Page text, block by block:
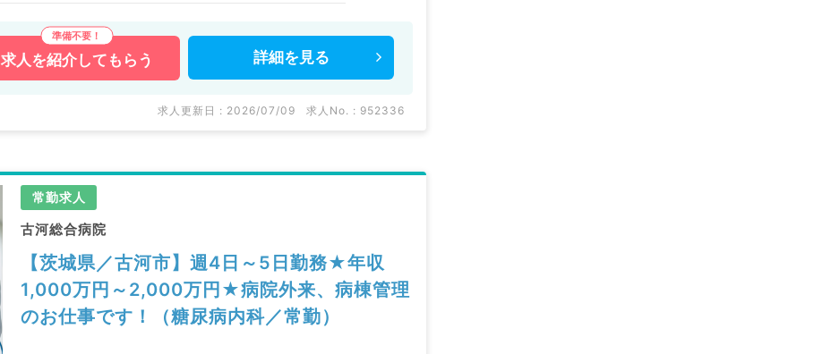
求人を紹介してもらう 詳細を 見る
求人更新日 : 2026/07/09 求人No. : 952336
常勤求人
古河総合病院
【茨城県／古河市】週4日～5日勤務★年収
1,000万円～2,000万円★病院外来、病棟管理
のお仕事です！（糖尿病内科／常勤）